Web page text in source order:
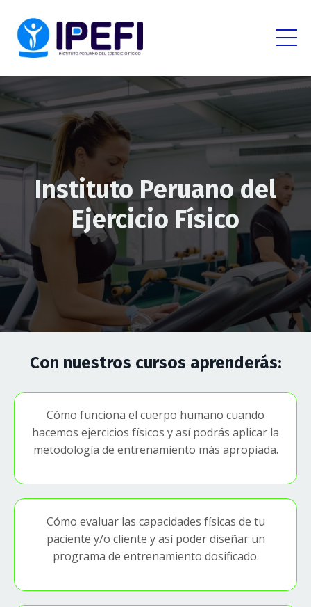
Instituto Peruano del
Ejercicio Físico
Con nuestros cursos aprenderás:
Cómo funciona el cuerpo humano cuando
hacemos ejercicios físicos y así podrás aplicar la
metodología de entrenamiento más apropiada.
Cómo evaluar las capacidades físicas de tu
paciente y/o cliente y así poder diseñar un
programa de entrenamiento dosificado.